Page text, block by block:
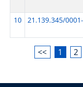
10
21.139.345/
<< 1 2